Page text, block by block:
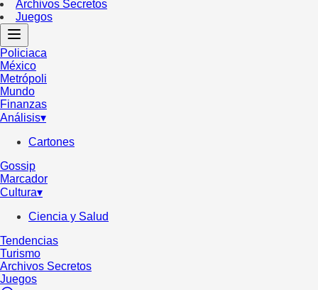
Archivos Secretos
Juegos
Policiaca
México
Metrópoli
Mundo
Finanzas
Análisis▾
Cartones
Gossip
Marcador
Cultura▾
Ciencia y Salud
Tendencias
Turismo
Archivos Secretos
Juegos